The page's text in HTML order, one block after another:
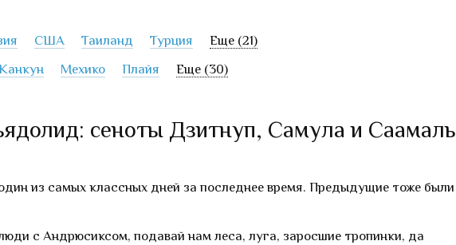
США Таиланд Турция
Еще (21)
Мехико Плайя Еще (30)
сеноты Дзитнуп, Самула и Саамаль
из самых классных дней за последнее время. Предыдущие тоже были
с Андрюсиксом, подавай нам леса, луга, заросшие тропинки, да